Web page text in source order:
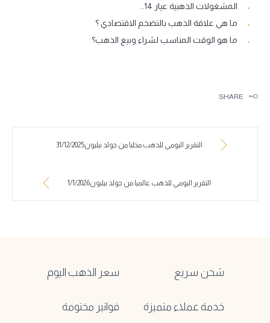
المشغولات الذهبية عيار 14..
ما هي علاقة الذهب بالتضخم الاقتصادي ؟
ما هو الوقت المناسب لشراء وبيع الذهب؟
SHARE
التقرير اليومي للذهب محليا من جولد بيليون31/12/2025
التقرير اليومي للذهب عالميا من جولد بيليون1/1/2026
شحن سريع سعر الذهب اليوم
خدمة عملاء متميزة فواتير مختومة